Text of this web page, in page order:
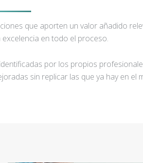
que aporten un valor añadido
en todo el proceso.
por los propios
sin replicar las que ya hay en el